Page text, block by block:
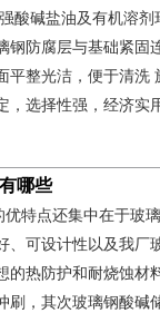
酸碱盐油及有机溶
钢防腐层与基础紧固
平整光洁，便于清洗
，选择性强，经济实
哪些
特点还集中在于玻
、可设计性以及我厂
的热防护和耐烧蚀材
刷，其次玻璃钢酸碱